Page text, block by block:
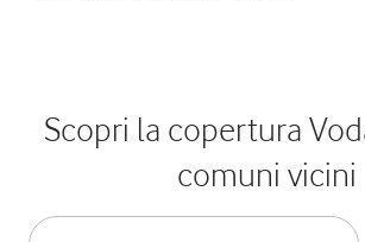
Scopri la copertura
comuni vicini